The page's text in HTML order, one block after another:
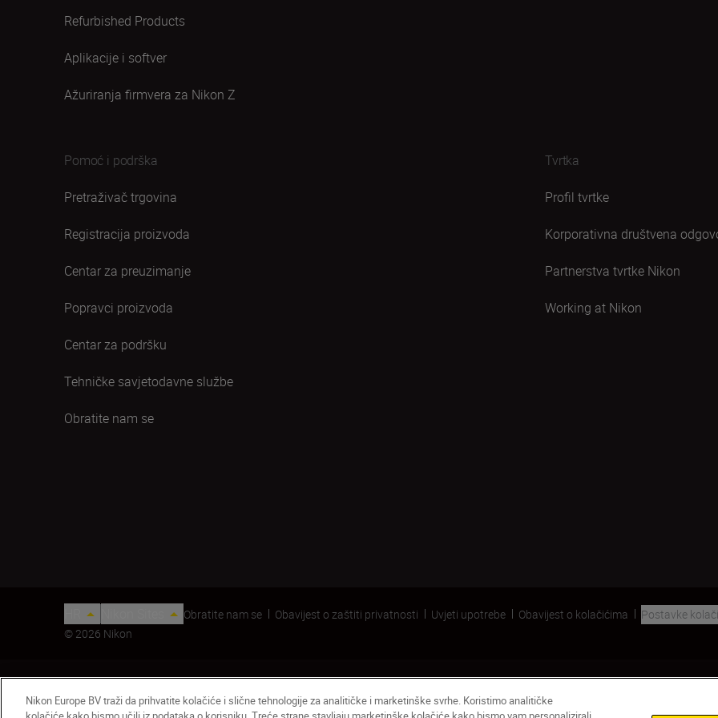
Refurbished Products
Aplikacije i softver
Ažuriranja firmvera za Nikon Z
Pomoć i podrška
Pretraživač trgovina
Registracija proizvoda
Centar za preuzimanje
Popravci proizvoda
Centar za podršku
Tehničke savjetodavne službe
Obratite nam se
Tvrtka
Profil tvrtke
Korporativna društvena
Partnerstva tvrtke Nikon
Working at Nikon
Obratite nam se Obavijest o zaštiti privatnosti Uvjeti upotrebe Obavijest o kolačićima
Postavke
© 2026 Nikon
Nikon Europe BV traži da prihvatite kolačiće i slične tehnologije za analitičke i marketinške svrhe. Koristimo analitičke